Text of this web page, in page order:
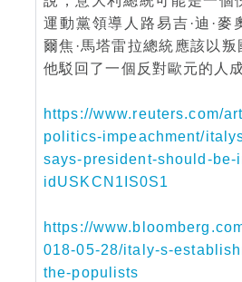
運動黨領導人路易吉·迪·麥
爾焦·馬塔雷拉總統應該以
他駁回了一個反對歐元的人
https://www.reuters.com/
politics-impeachment/
says-president-should-be-
idUSKCN1IS0S1
https://
018-05-28/italy-s-
the-populists